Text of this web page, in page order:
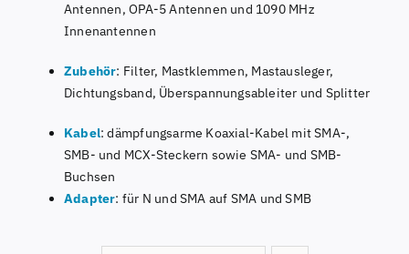
Antennen, OPA-5 Antennen und 1090 MHz
Innenantennen
Zubehör: Filter, Mastklemmen, Mastausleger,
Dichtungsband, Überspannungsableiter und Splitter
Kabel: dämpfungsarme Koaxial-Kabel mit SMA-,
SMB- und MCX-Steckern sowie SMA- und SMB-
Buchsen
Adapter: für N und SMA auf SMA und SMB